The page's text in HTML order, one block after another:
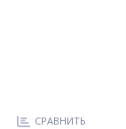
СРАВНИТЬ